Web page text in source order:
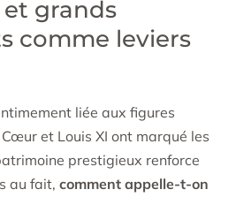
grands
comme leviers
liée aux figures
et Louis XI ont marqué les
prestigieux renforce
au fait, comment appelle-t-on